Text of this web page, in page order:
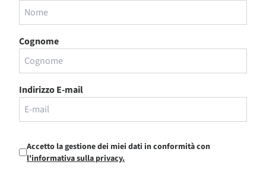
Cognome
Indirizzo E-mail
Accetto la gestione dei miei dati in conformità con
l'informativa sulla privacy.